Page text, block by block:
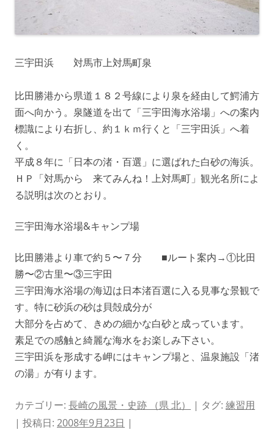
三宇田浜 対馬市上対馬町泉
比田勝港から県道１８２号線により泉を経由して鰐浦方
面へ向かう。泉隧道を出て「三宇田海水浴場」への案内
標識により右折し、約１ｋｍ行くと「三宇田浜」へ着
く。
平成８年に「日本の渚・百選」に選ばれた白砂の海浜。
ＨＰ「対馬から 来てみんね！上対馬町」観光名所によ
る説明は次のとおり。
三宇田海水浴場&キャンプ場
比田勝港より車で約５〜７分 ■ルート案内→①比田
勝〜②古里〜③三宇田
三宇田海水浴場の海辺は日本渚百選に入る見事な景観で
す。特に砂浜の砂は貝殻成分が
大部分を占めて、きめの細かな白砂と成っています。
素足での感触と綺麗な海水をお楽しみ下さい。
三宇田浜を形成する岬にはキャンプ場と、温泉施設「渚
の湯」が有ります。
カテゴリー: 長崎の風景・史跡 （県 北） | タグ: 練習用
| 投稿日: 2008年9月23日 |